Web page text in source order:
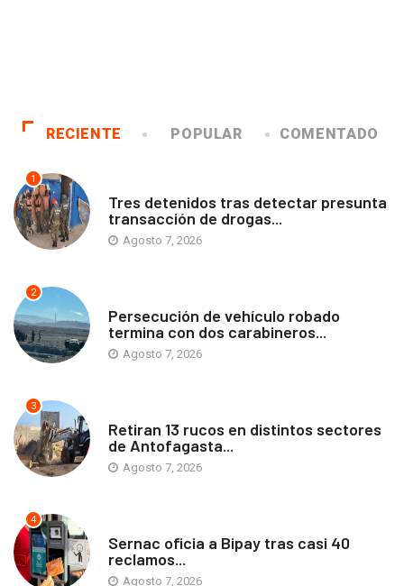
RECIENTE POPULAR COMENTADO
1
Tres detenidos tras detectar presunta
transacción de drogas...
Agosto 7, 2026
2
Persecución de vehículo robado
termina con dos carabineros...
Agosto 7, 2026
3
Retiran 13 rucos en distintos sectores
de Antofagasta...
Agosto 7, 2026
4
Sernac oficia a Bipay tras casi 40
reclamos...
Agosto 7, 2026